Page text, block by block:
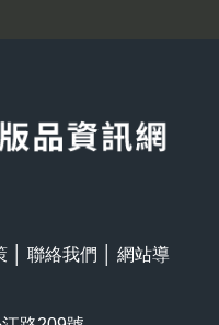
聯絡我們
網站導